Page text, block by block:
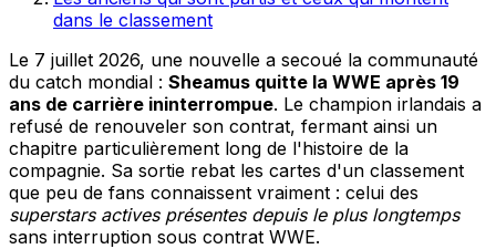
dans le classement
Le 7 juillet 2026, une nouvelle a secoué la communauté
du catch mondial : Sheamus quitte la WWE après 19
ans de carrière ininterrompue. Le champion irlandais a
refusé de renouveler son contrat, fermant ainsi un
chapitre particulièrement long de l'histoire de la
compagnie. Sa sortie rebat les cartes d'un classement
que peu de fans connaissent vraiment : celui des
superstars actives présentes depuis le plus longtemps
sans interruption sous contrat WWE.